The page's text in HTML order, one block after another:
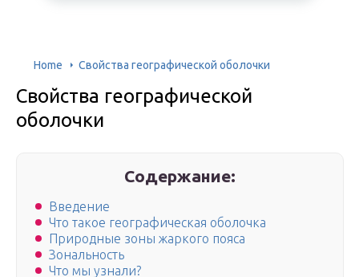
Home Свойства географической оболочки
Свойства географической
оболочки
Содержание:
Введение
Что такое географическая оболочка
Природные зоны жаркого пояса
Зональность
Что мы узнали?